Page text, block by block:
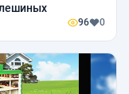
96 0